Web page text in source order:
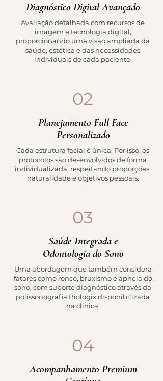
Diagnóstico Digital Avançado
Avaliação detalhada com recursos de
imagem e tecnologia digital,
proporcionando uma visão ampliada da
saúde, estética e das necessidades
individuais de cada paciente.
02
Planejamento Full Face
Personalizado
Cada estrutura facial é única. Por isso, os
protocolos são desenvolvidos de forma
individualizada, respeitando proporções,
naturalidade e objetivos pessoais.
03
Saúde Integrada e
Odontologia do Sono
Uma abordagem que também considera
fatores como ronco, bruxismo e apneia do
sono, com suporte diagnóstico através da
polissonografia Biologix disponibilizada
na clínica.
04
Acompanhamento Premium